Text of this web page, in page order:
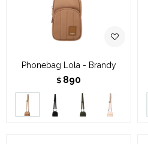
Phonebag Lola - Brandy
$ 890